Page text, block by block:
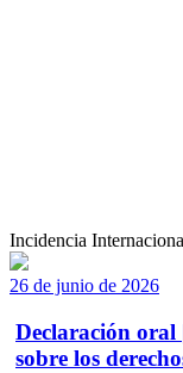
Incidencia
26 de junio de 2026
Declaración oral
sobre los